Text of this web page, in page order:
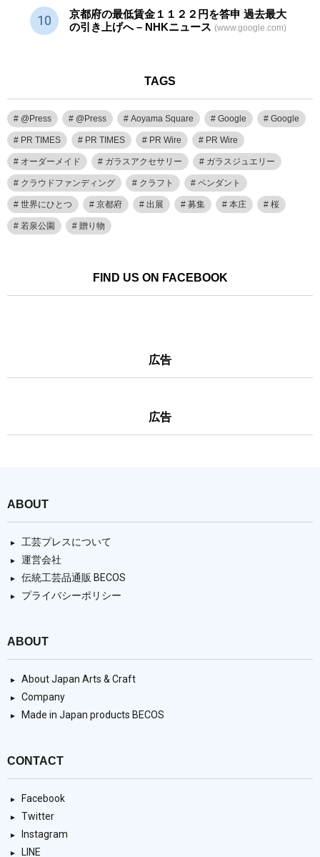
京都府の最低賃金１１２２円を答申 過去最大
の引き上げへ – NHKニュース (www.google.com)
TAGS
@Press @Press Aoyama Square Google Google
PR TIMES PR TIMES PR Wire PR Wire
オーダーメイド ガラスアクセサリー ガラスジュエリー
クラウドファンディング クラフト ペンダント
世界にひとつ 京都府 出展 募集 本庄 桜
若泉公園 贈り物
FIND US ON FACEBOOK
広告
広告
ABOUT
工芸プレスについて
運営会社
伝統工芸品通販 BECOS
プライバシーポリシー
ABOUT
About Japan Arts & Craft
Company
Made in Japan products BECOS
CONTACT
Facebook
Twitter
Instagram
LINE